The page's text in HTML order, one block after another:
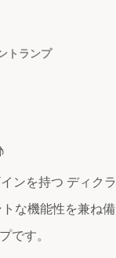
トランプ
ンを持つ ディクラ
な機能性を兼ね備
です。